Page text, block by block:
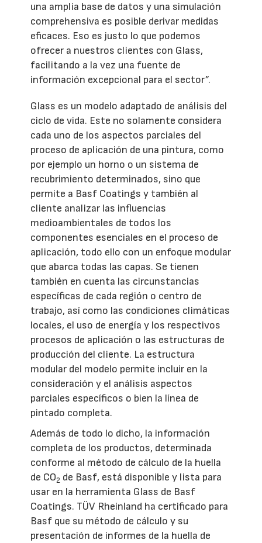
una amplia base de datos y una simulación
comprehensiva es posible derivar medidas
eficaces. Eso es justo lo que podemos
ofrecer a nuestros clientes con Glass,
facilitando a la vez una fuente de
información excepcional para el sector”.
Glass es un modelo adaptado de análisis del
ciclo de vida. Este no solamente considera
cada uno de los aspectos parciales del
proceso de aplicación de una pintura, como
por ejemplo un horno o un sistema de
recubrimiento determinados, sino que
permite a Basf Coatings y también al
cliente analizar las influencias
medioambientales de todos los
componentes esenciales en el proceso de
aplicación, todo ello con un enfoque modular
que abarca todas las capas. Se tienen
también en cuenta las circunstancias
específicas de cada región o centro de
trabajo, así como las condiciones climáticas
locales, el uso de energía y los respectivos
procesos de aplicación o las estructuras de
producción del cliente. La estructura
modular del modelo permite incluir en la
consideración y el análisis aspectos
parciales específicos o bien la línea de
pintado completa.
Además de todo lo dicho, la información
completa de los productos, determinada
conforme al método de cálculo de la huella
de CO2 de Basf, está disponible y lista para
usar en la herramienta Glass de Basf
Coatings. TÜV Rheinland ha certificado para
Basf que su método de cálculo y su
presentación de informes de la huella de